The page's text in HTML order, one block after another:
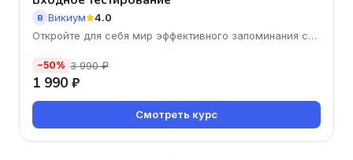
В Викиум
4.0
Откройте для себя мир эффективного запоминания с
−50% 3 990 ₽
1 990 ₽
Смотреть курс